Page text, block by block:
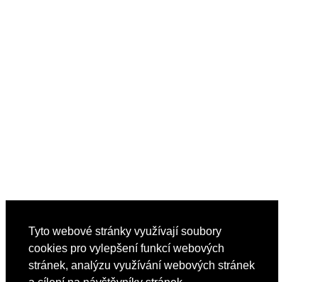
Tyto webové stránky využívají soubory
cookies pro vylepšení funkcí webových
stránek, analýzu využívání webových stránek